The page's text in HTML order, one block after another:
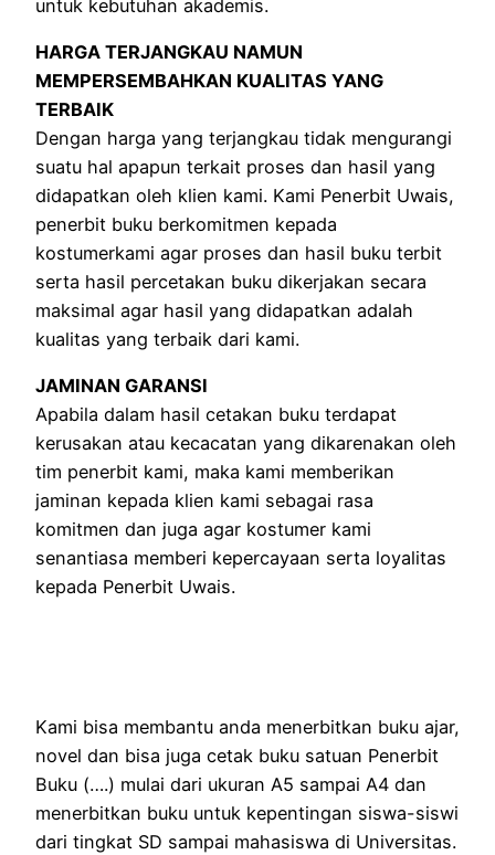
untuk kebutuhan akademis.
HARGA TERJANGKAU NAMUN
MEMPERSEMBAHKAN KUALITAS YANG
TERBAIK
Dengan harga yang terjangkau tidak mengurangi
suatu hal apapun terkait proses dan hasil yang
didapatkan oleh klien kami. Kami Penerbit Uwais,
penerbit buku berkomitmen kepada
kostumerkami agar proses dan hasil buku terbit
serta hasil percetakan buku dikerjakan secara
maksimal agar hasil yang didapatkan adalah
kualitas yang terbaik dari kami.
JAMINAN GARANSI
Apabila dalam hasil cetakan buku terdapat
kerusakan atau kecacatan yang dikarenakan oleh
tim penerbit kami, maka kami memberikan
jaminan kepada klien kami sebagai rasa
komitmen dan juga agar kostumer kami
senantiasa memberi kepercayaan serta loyalitas
kepada Penerbit Uwais.
Kami bisa membantu anda menerbitkan buku ajar,
novel dan bisa juga cetak buku satuan Penerbit
Buku (….) mulai dari ukuran A5 sampai A4 dan
menerbitkan buku untuk kepentingan siswa-siswi
dari tingkat SD sampai mahasiswa di Universitas.